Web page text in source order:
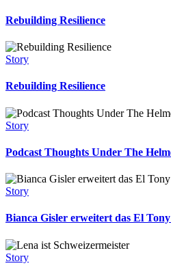
Rebuilding Resilience
Story
Rebuilding Resilience
Story
Podcast Thoughts Under The
Story
Bianca Gisler erweitert das El
Story